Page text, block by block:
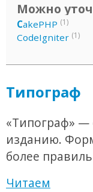
Можно
CakePHP (1)
CodeIgniter (1)
Типограф
«Типограф» —
изданию.
более
Читаем